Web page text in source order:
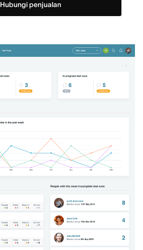
Hubungi penjualan